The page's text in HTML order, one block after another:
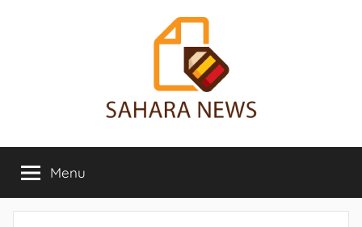
Sahara
News
sur
le
Sahara
Menu